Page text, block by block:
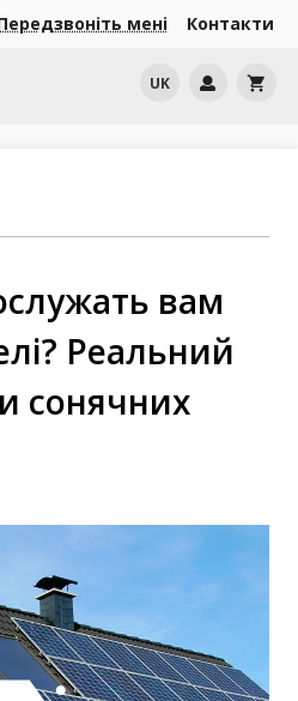
мені Контакти
UK shopping_cart
вам
Реальний
сонячних